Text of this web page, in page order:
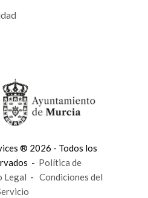
® 2026 - Todos los
- Política de
Legal - Condiciones del